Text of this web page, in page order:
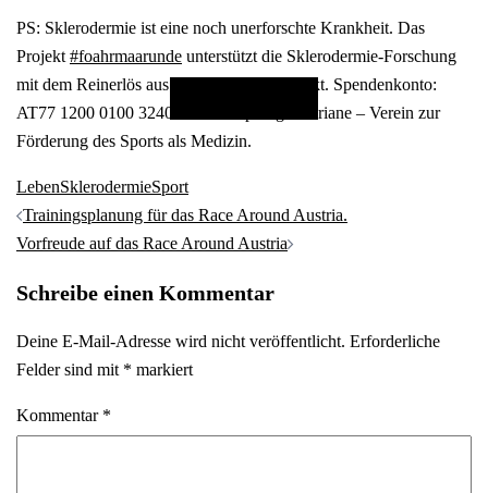
Arianes Reise rund um Österreich
PS: Sklerodermie ist eine noch unerforschte Krankheit. Das
Projekt #foahrmaarunde unterstützt die Sklerodermie-Forschung
mit dem Reinerlös aus dem gesamten Projekt. Spendenkonto:
AT77 1200 0100 3240 3916. Empfänger: Ariane – Verein zur
Förderung des Sports als Medizin.
LebenSklerodermieSport
Post
navigation
Trainingsplanung für das Race Around Austria.
Vorfreude auf das Race Around Austria
Schreibe einen Kommentar
Deine E-Mail-Adresse wird nicht veröffentlicht. Erforderliche
Felder sind mit * markiert
Kommentar *